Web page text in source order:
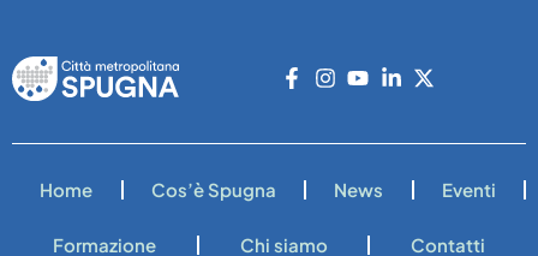
Home Cos’è Spugna News Eventi
Formazione Chi siamo Contatti